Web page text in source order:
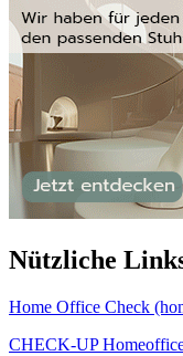
Nützliche
Home Office Check
CHECK-UP